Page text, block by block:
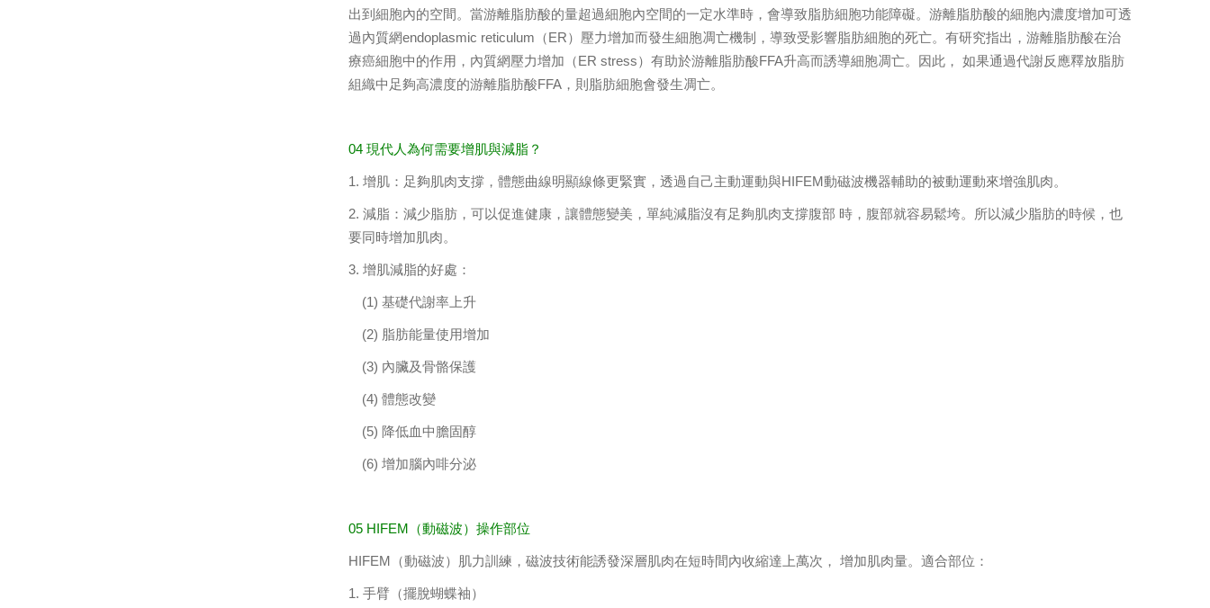
出到細胞內的空間。當游離脂肪酸的量超過細胞內空間的一定水準時，會導致脂肪細胞功能障礙。游離脂肪酸的細胞內濃度增加可透
過內質網endoplasmic reticulum（ER）壓力增加而發生細胞凋亡機制，導致受影響脂肪細胞的死亡。有研究指出，游離脂肪酸在治
療癌細胞中的作用，內質網壓力增加（ER stress）有助於游離脂肪酸FFA升高而誘導細胞凋亡。因此， 如果通過代謝反應釋放脂肪
組織中足夠高濃度的游離脂肪酸FFA，則脂肪細胞會發生凋亡。
04 現代人為何需要增肌與減脂？
1. 增肌：足夠肌肉支撐，體態曲線明顯線條更緊實，透過自己主動運動與HIFEM動磁波機器輔助的被動運動來增強肌肉。
2. 減脂：減少脂肪，可以促進健康，讓體態變美，單純減脂沒有足夠肌肉支撐腹部 時，腹部就容易鬆垮。所以減少脂肪的時候，也
要同時增加肌肉。
3. 增肌減脂的好處：
(1) 基礎代謝率上升
(2) 脂肪能量使用增加
(3) 內臟及骨骼保護
(4) 體態改變
(5) 降低血中膽固醇
(6) 增加腦內啡分泌
05 HIFEM（動磁波）操作部位
HIFEM（動磁波）肌力訓練，磁波技術能誘發深層肌肉在短時間內收縮達上萬次， 增加肌肉量。適合部位：
1. 手臂（擺脫蝴蝶袖）